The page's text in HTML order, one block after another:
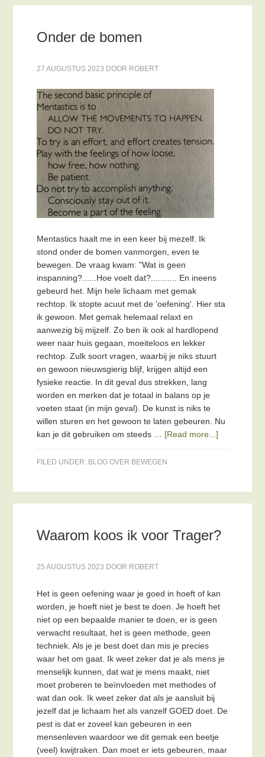
Onder de bomen
27 AUGUSTUS 2023 DOOR ROBERT
Mentastics haalt me in een keer bij mezelf. Ik
stond onder de bomen vanmorgen, even te
bewegen. De vraag kwam: "Wat is geen
inspanning?......Hoe voelt dat?........... En ineens
gebeurd het. Mijn hele lichaam met gemak
rechtop. Ik stopte acuut met de 'oefening'. Hier sta
ik gewoon. Met gemak helemaal relaxt en
aanwezig bij mijzelf. Zo ben ik ook al hardlopend
weer naar huis gegaan, moeiteloos en lekker
rechtop. Zulk soort vragen, waarbij je niks stuurt
en gewoon nieuwsgierig blijf, krijgen altijd een
fysieke reactie. In dit geval dus strekken, lang
worden en merken dat je totaal in balans op je
voeten staat (in mijn geval). De kunst is niks te
willen sturen en het gewoon te laten gebeuren. Nu
kan je dit gebruiken om steeds … [Read more...]
FILED UNDER: BLOG OVER BEWEGEN
Waarom koos ik voor Trager?
25 AUGUSTUS 2023 DOOR ROBERT
Het is geen oefening waar je goed in hoeft of kan
worden, je hoeft niet je best te doen. Je hoeft het
niet op een bepaalde manier te doen, er is geen
verwacht resultaat, het is geen methode, geen
techniek. Als je je best doet dan mis je precies
waar het om gaat. Ik weet zeker dat je als mens je
menselijk kunnen, dat wat je mens maakt, niet
moet proberen te beïnvloeden met methodes of
wat dan ook. Ik weet zeker dat als je aansluit bij
jezelf dat je lichaam het als vanzelf GOED doet. De
pest is dat er zoveel kan gebeuren in een
mensenleven waardoor we dit gemak een beetje
(veel) kwijtraken. Dan moet er iets gebeuren, maar